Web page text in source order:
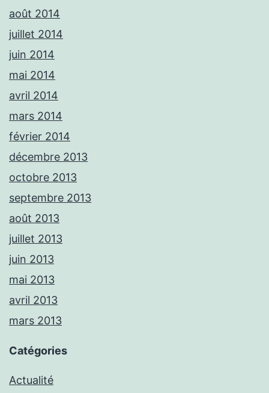
août 2014
juillet 2014
juin 2014
mai 2014
avril 2014
mars 2014
février 2014
décembre 2013
octobre 2013
septembre 2013
août 2013
juillet 2013
juin 2013
mai 2013
avril 2013
mars 2013
Catégories
Actualité